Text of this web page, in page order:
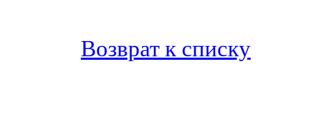
Возврат к списку